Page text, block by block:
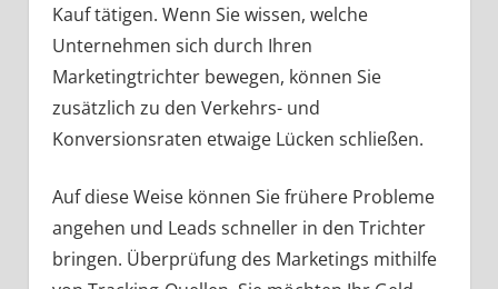
Kauf tätigen. Wenn Sie wissen, welche
Unternehmen sich durch Ihren
Marketingtrichter bewegen, können Sie
zusätzlich zu den Verkehrs- und
Konversionsraten etwaige Lücken schließen.
Auf diese Weise können Sie frühere Probleme
angehen und Leads schneller in den Trichter
bringen. Überprüfung des Marketings mithilfe